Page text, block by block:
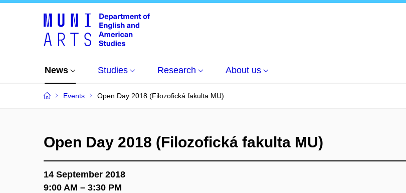
News Studies Research About us
Events Open Day 2018 (Filozofická fakulta MU)
Open Day 2018 (Filozofická fakulta MU)
14 September 2018
9:00 AM – 3:30 PM